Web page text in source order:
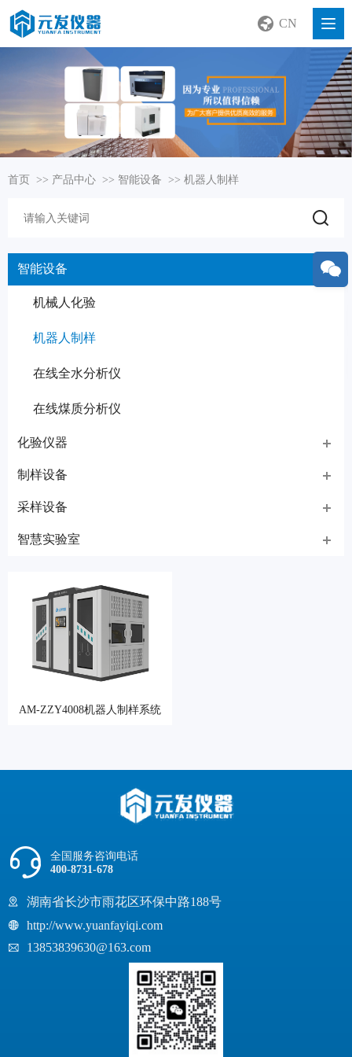
CN
首页 >> 产品中心 >> 智能设备 >> 机器人制样
智能设备
机械人化验
机器人制样
在线全水分析仪
在线煤质分析仪
化验仪器
制样设备
采样设备
智慧实验室
AM-ZZY4008机器人制样系统
全国服务咨询电话
400-8731-678
湖南省长沙市雨花区环保中路188号
http://www.yuanfayiqi.com
13853839630@163.com